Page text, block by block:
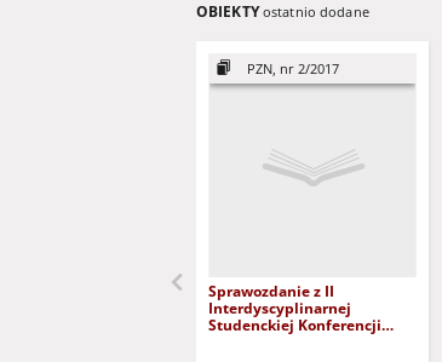
OBIEKTYostatnio dodane
PZN, nr 2/2017
Sprawozdanie z II
Interdyscyplinarnej
Studenckiej Konferencji